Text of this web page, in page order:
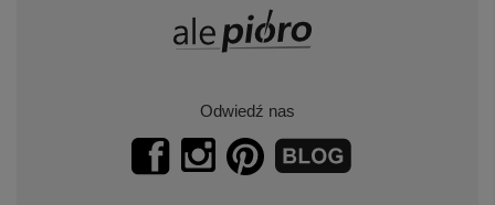
Odwiedź nas